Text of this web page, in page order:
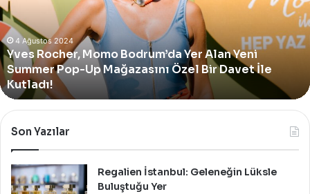
Yer
Alan
Yeni
Summer
Pop-
Up
Mağazasını
Özel
Bir
Kutladı!
4 Ağustos 2024
Yves Rocher, Momo Bodrum’da Yer Alan Yeni
Summer Pop-Up Mağazasını Özel Bir Davet İle
Kutladı!
Son Yazılar
Regalien İstanbul: Geleneğin Lüksle
Buluştuğu Yer